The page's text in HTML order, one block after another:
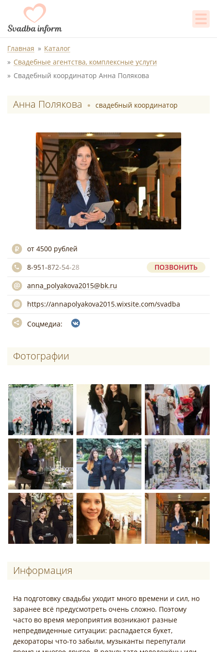
Главная
Каталог
Свадебные агентства, комплексные услуги
Свадебный координатор Анна Полякова
Анна Полякова свадебный координатор
от 4500 рублей
8-951-872-54-28
ПОЗВОНИТЬ
anna_polyakova2015@bk.ru
https://annapolyakova2015.wixsite.com/svadba
Соцмедиа:
Информация
На подготовку свадьбы уходит много времени и сил, но
заранее всё предусмотреть очень сложно. Поэтому
часто во время мероприятия возникают разные
непредвиденные ситуации: распадается букет,
декораторы что-то забыли, музыканты перепутали
Фотографии